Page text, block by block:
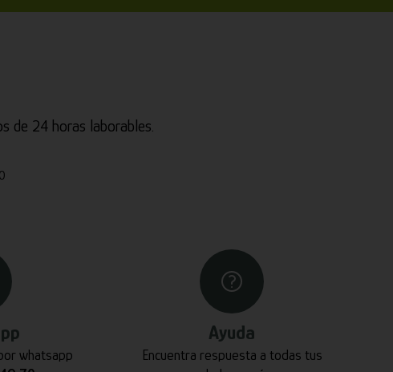
de 24 horas laborables.
whatsapp
Ayuda
Encuentra respuesta a todas tus